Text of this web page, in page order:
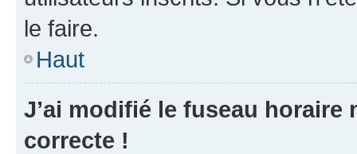
le faire.
Haut
J’ai modifié le fuseau horaire
correcte !